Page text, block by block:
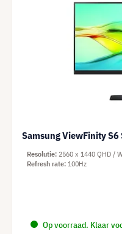
Samsung ViewFinity
Op voorraad. Klaar
Resolutie 2560 x 1440 QHD /
Refresh rate 100Hz